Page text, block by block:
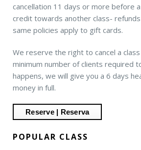
cancellation 11 days or more before
credit towards another class-
same policies apply to gift cards.
We reserve the right to cancel a
minimum number of clients required
happens, we will give you a 6 days
money in full.
POPULAR CLASS